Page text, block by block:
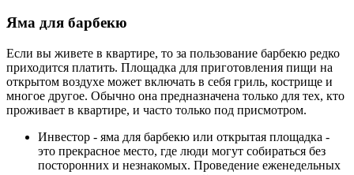
Яма для барбекю
Если вы живете в квартире, то за пользование барбекю редко
приходится платить. Площадка для приготовления пищи на
открытом воздухе может включать в себя гриль, кострище и
многое другое. Обычно она предназначена только для тех, кто
проживает в квартире, и часто только под присмотром.
Инвестор - яма для барбекю или открытая площадка -
это прекрасное место, где люди могут собираться без
посторонних и незнакомых. Проведение еженедельных